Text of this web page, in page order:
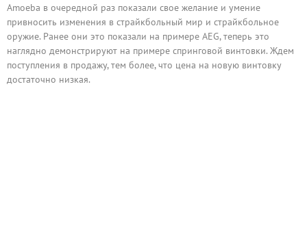
Amoeba в очередной раз показали свое желание и умение
привносить изменения в страйкбольный мир и страйкбольное
оружие. Ранее они это показали на примере AEG, теперь это
наглядно демонстрируют на примере спринговой винтовки. Ждем
поступления в продажу, тем более, что цена на новую винтовку
достаточно низкая.